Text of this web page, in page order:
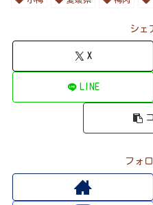
シェ
X
LINE
フォ